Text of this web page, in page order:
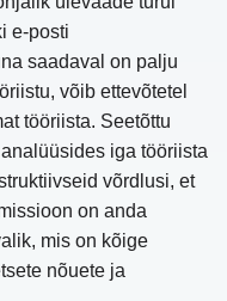
e-posti
saadaval on palju
võib ettevõtetel
tööriista. Seetõttu
iga tööriista
võrdlusi, et
on anda
mis on kõige
nõuete ja